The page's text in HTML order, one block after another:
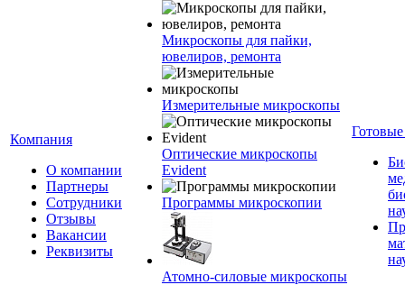
Компания
О компании
Партнеры
Сотрудники
Отзывы
Вакансии
Реквизиты
Микроскопы для пайки,
ювелиров, ремонта
Измерительные микроскопы
Оптические микроскопы
Evident
Программы микроскопии
Атомно-силовые микроскопы